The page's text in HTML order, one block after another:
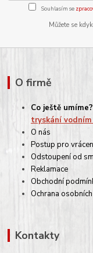
Souhlasím se
Můžete se
O firmě
Co ještě umíme?
tryskání vodním
O nás
Postup pro
Odstoupení od
Reklamace
Obchodní
Ochrana
Kontakty